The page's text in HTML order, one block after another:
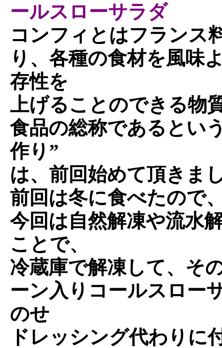
ールスローサラダ
コンフィとはフランス
り、各種の食材を風味
存性を
上げることのできる物
食品の総称であるとい
作り”
は、前回始めて頂きま
前回は冬に食べたので
今回は自然解凍や流水
ことで、
冷蔵庫で解凍して、そ
ーン入りコールスロー
のせ
ドレッシング代わりに